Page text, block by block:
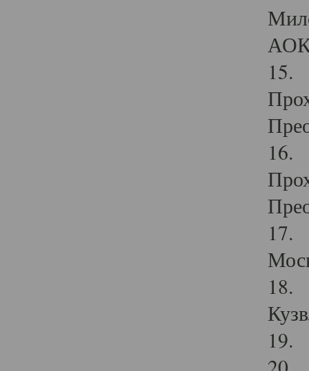
15.
16.
17.
18.
19.